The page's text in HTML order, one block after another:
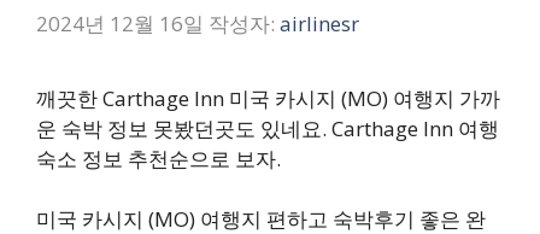
2024년 12월 16일 작성자: airlinesr
깨끗한 Carthage Inn 미국 카시지 (MO) 여행지 가까
운 숙박 정보 못봤던곳도 있네요. Carthage Inn 여행
숙소 정보 추천순으로 보자.
미국 카시지 (MO) 여행지 편하고 숙박후기 좋은 완